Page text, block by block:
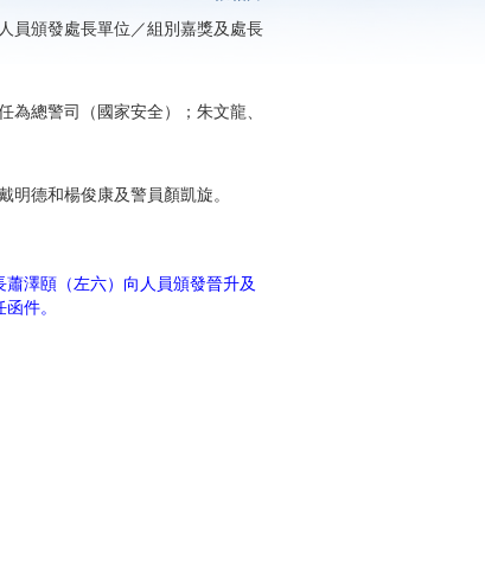
員頒發處長單位／組別嘉獎及處長
總警司（國家安全）；朱文龍、
德和楊俊康及警員顏凱旋。
蕭澤頤（左六）向人員頒發晉升及
件。